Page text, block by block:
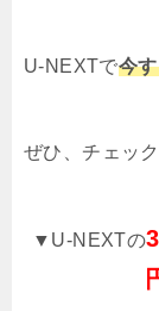
U-NEXTで今
ぜひ、チェッ
▼U-NEXTの